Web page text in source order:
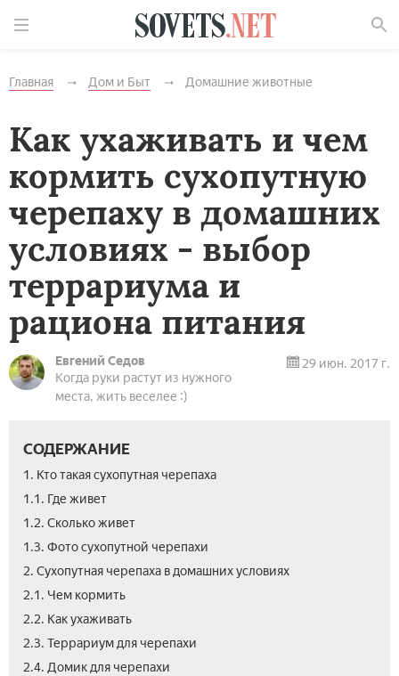
Главная Дом и Быт Домашние животные
Как ухаживать и чем
кормить сухопутную
черепаху в домашних
условиях - выбор
террариума и
рациона питания
Евгений Седов
Когда руки растут из нужного
места, жить веселее :)
29 июн. 2017 г.
СОДЕРЖАНИЕ
1. Кто такая сухопутная черепаха
1.1. Где живет
1.2. Сколько живет
1.3. Фото сухопутной черепахи
2. Сухопутная черепаха в домашних условиях
2.1. Чем кормить
2.2. Как ухаживать
2.3. Террариум для черепахи
2.4. Домик для черепахи